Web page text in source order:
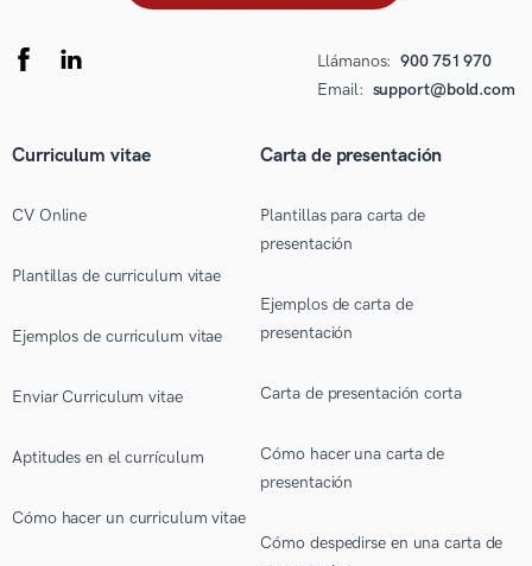
Llámanos: 900 751 970
Email: support@bold.com
Curriculum vitae
CV Online
Plantillas de curriculum vitae
Ejemplos de curriculum vitae
Enviar Curriculum vitae
Aptitudes en el currículum
Cómo hacer un curriculum vitae
Carta de presentación
Plantillas para carta de
presentación
Ejemplos de carta de
presentación
Carta de presentación corta
Cómo hacer una carta de
presentación
Cómo despedirse en una carta de